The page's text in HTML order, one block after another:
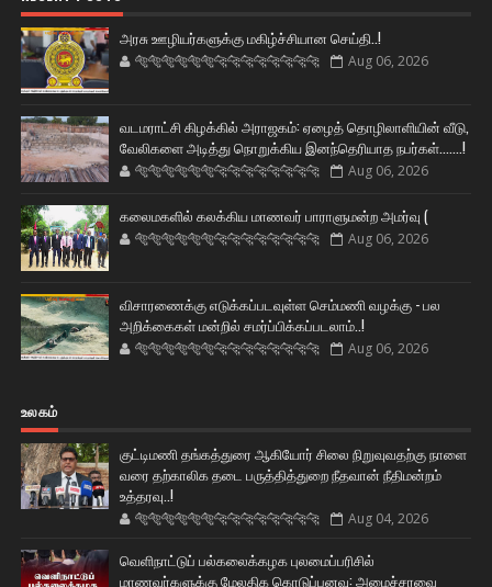
அரசு ஊழியர்களுக்கு மகிழ்ச்சியான செய்தி..!
🐅🐅🐅🐅🐅🐅🐆🐆🐆🐆🐆🐆🐆🐆 Aug 06, 2026
வடமராட்சி கிழக்கில் அராஜகம்: ஏழைத் தொழிலாளியின் வீடு,
வேலிகளை அடித்து நொறுக்கிய இனந்தெரியாத நபர்கள்.......!
🐅🐅🐅🐅🐅🐅🐆🐆🐆🐆🐆🐆🐆🐆 Aug 06, 2026
கலைமகளில் கலக்கிய மாணவர் பாராளுமன்ற அமர்வு (
🐅🐅🐅🐅🐅🐅🐆🐆🐆🐆🐆🐆🐆🐆 Aug 06, 2026
விசாரணைக்கு எடுக்கப்படவுள்ள செம்மணி வழக்கு - பல
அறிக்கைகள் மன்றில் சமர்ப்பிக்கப்படலாம்..!
🐅🐅🐅🐅🐅🐅🐆🐆🐆🐆🐆🐆🐆🐆 Aug 06, 2026
உலகம்
குட்டிமணி தங்கத்துரை ஆகியோர் சிலை நிறுவுவதற்கு நாளை
வரை தற்காலிக தடை பருத்தித்துறை நீதவான் நீதிமன்றம்
உத்தரவு..!
🐅🐅🐅🐅🐅🐅🐆🐆🐆🐆🐆🐆🐆🐆 Aug 04, 2026
வெளிநாட்டுப் பல்கலைக்கழக புலமைப்பரிசில்
மாணவர்களுக்கு மேலதிக கொடுப்பனவு: அமைச்சரவை